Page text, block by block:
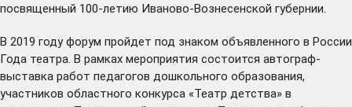
посвященный 100-летию Иваново-Вознесенской губернии.
В 2019 году форум пройдет под знаком объявленного в России
Года театра. В рамках мероприятия состоится автограф-
выставка работ педагогов дошкольного образования,
участников областного конкурса «Театр детства» в